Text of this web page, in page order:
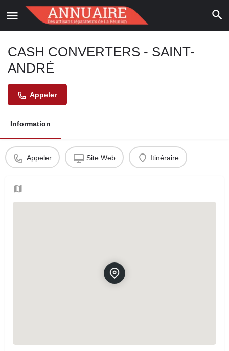
CASH CONVERTERS - SAINT-
ANDRÉ
Appeler
Information
Appeler Site Web Itinéraire